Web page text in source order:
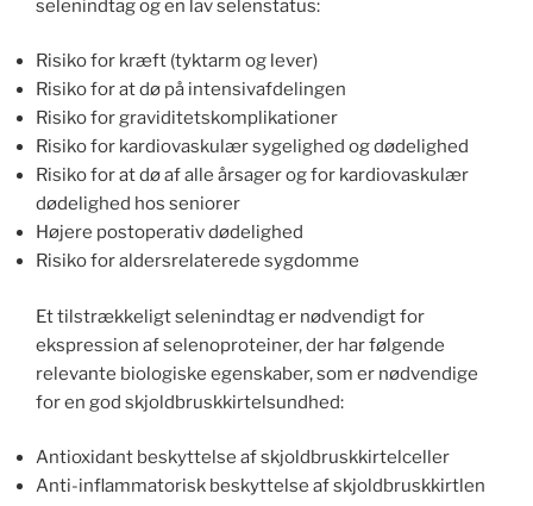
selenindtag og en lav selenstatus:
Risiko for kræft (tyktarm og lever)
Risiko for at dø på intensivafdelingen
Risiko for graviditetskomplikationer
Risiko for kardiovaskulær sygelighed og dødelighed
Risiko for at dø af alle årsager og for kardiovaskulær
dødelighed hos seniorer
Højere postoperativ dødelighed
Risiko for aldersrelaterede sygdomme
Et tilstrækkeligt selenindtag er nødvendigt for
ekspression af selenoproteiner, der har følgende
relevante biologiske egenskaber, som er nødvendige
for en god skjoldbruskkirtelsundhed:
Antioxidant beskyttelse af skjoldbruskkirtelceller
Anti-inflammatorisk beskyttelse af skjoldbruskkirtlen